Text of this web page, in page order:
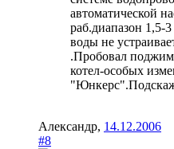
автоматической
раб.диапазон 1,5-
воды не
.Пробовал
котел-особых
Александр, 14.12.2006
#8